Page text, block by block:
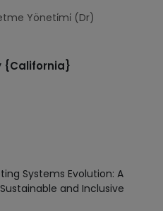
Yöneti̇mi̇ (Dr)
{California}
Systems Evolution: A
and Inclusive